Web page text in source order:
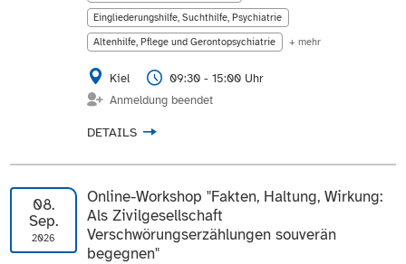
Eingliederungshilfe, Suchthilfe, Psychiatrie
Altenhilfe, Pflege und Gerontopsychiatrie
+ mehr
Kiel
09:30 - 15:00 Uhr
Anmeldung beendet
DETAILS
08.
Sep.
2026
Online-Workshop "Fakten, Haltung, Wirkung:
Als Zivilgesellschaft
Verschwörungserzählungen souverän
begegnen"